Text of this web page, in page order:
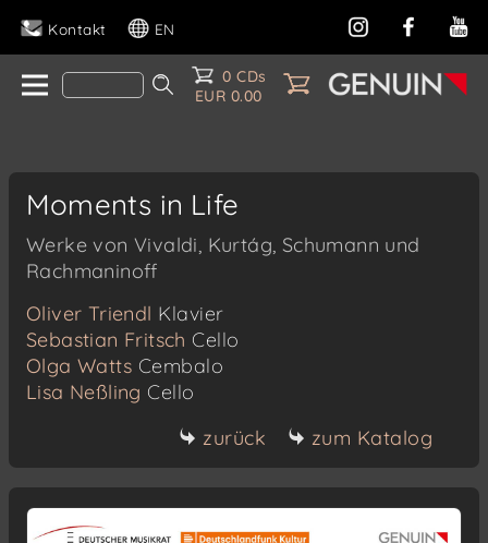
Kontakt EN
0 CDs
EUR 0.00
Moments in Life
Werke von Vivaldi, Kurtág, Schumann und
Rachmaninoff
Oliver Triendl Klavier
Sebastian Fritsch Cello
Olga Watts Cembalo
Lisa Neßling Cello
zurück
zum Katalog